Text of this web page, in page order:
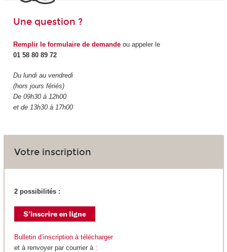
Une question ?
Remplir le formulaire de demandeou appeler le
01 58 80 89 72
Du lundi au vendredi
(hors jours fériés)
De 09h30 à 12h00
et de 13h30 à 17h00
Votre inscription
2 possibilités :
Bulletin d’inscription à télécharger
et à renvoyer par courrier à :